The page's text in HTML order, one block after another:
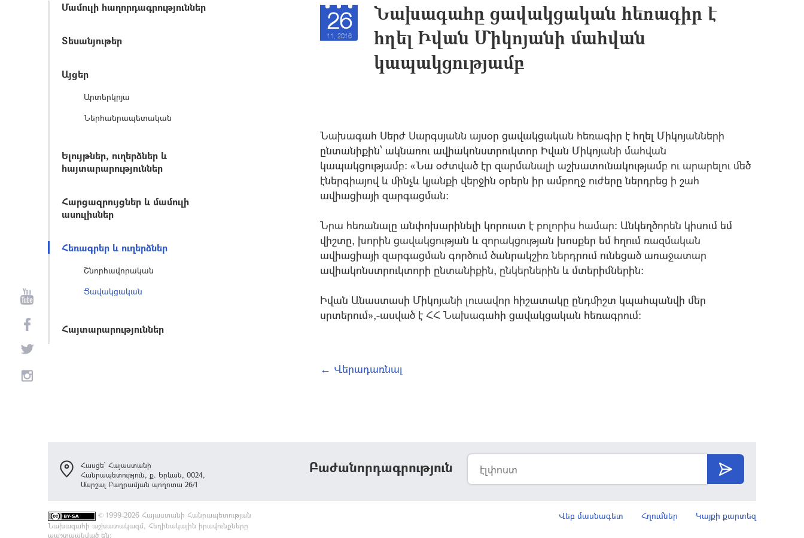
Մամուլի հաղորդագրություններ
Տեսանյութեր
Այցեր
Արտերկրյա
Ներհանրապետական
Ելույթներ, ուղերձներ և
հայտարարություններ
Հարցազրույցներ և մամուլի
ասուլիսներ
Հեռագրեր և ուղերձներ
Շնորհավորական
Ցավակցական
Հայտարարություններ
26
11, 2016
Նախագահը ցավակցական հեռագիր է
հղել Իվան Միկոյանի մահվան
կապակցությամբ
Նախագահ Սերժ Սարգսյանն այսօր ցավակցական հեռագիր է հղել Միկոյանների
ընտանիքին՝ ակնառու ավիակոնստրուկտոր Իվան Միկոյանի մահվան
կապակցությամբ: «Նա օժտված էր զարմանալի աշխատունակությամբ ու արարելու մեծ
էներգիայով և մինչև կյանքի վերջին օրերն իր ամբողջ ուժերը ներդրեց ի շահ
ավիացիայի զարգացման:
Նրա հեռանալը անփոխարինելի կորուստ է բոլորիս համար: Անկեղծորեն կիսում եմ
վիշտը, խորին ցավակցության և զորակցության խոսքեր եմ հղում ռազմական
ավիացիայի զարգացման գործում ծանրակշիռ ներդրում ունեցած առաջատար
ավիակոնստրուկտորի ընտանիքին, ընկերներին և մտերիմներին:
Իվան Անաստասի Միկոյանի լուսավոր հիշատակը ընդմիշտ կպահպանվի մեր
սրտերում»,-ասված է ՀՀ Նախագահի ցավակցական հեռագրում:
← Վերադառնալ
Բաժանորդագրություն
Հասցե՝ Հայաստանի
Հանրապետություն, ք. Երևան, 0024,
Մարշալ Բաղրամյան պողոտա 26/1
Վեբ մասնագետ Հղումներ Կայքի քարտեզ
© 1999-2026 Հայաստանի Հանրապետության
Նախագահի աշխատակազմ, Հեղինակային իրավունքները
պաշտպանված են: